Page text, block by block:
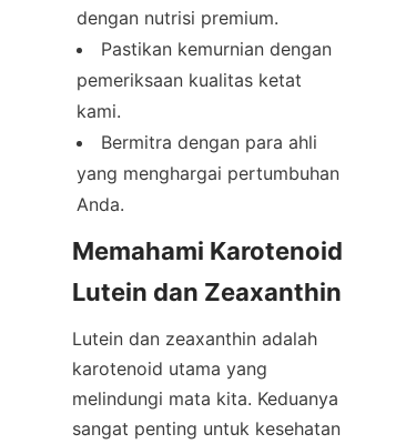
dengan nutrisi premium.
Pastikan kemurnian dengan
pemeriksaan kualitas ketat
kami.
Bermitra dengan para ahli
yang menghargai pertumbuhan
Anda.
Memahami Karotenoid
Lutein dan Zeaxanthin
Lutein dan zeaxanthin adalah
karotenoid utama yang
melindungi mata kita. Keduanya
sangat penting untuk kesehatan